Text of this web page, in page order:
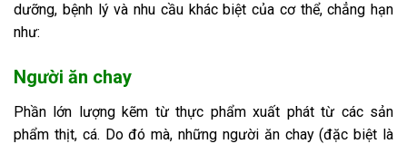
dưỡng, bệnh lý và nhu cầu khác biệt của cơ thể, chẳng hạn
như:
Người ăn chay
Phần lớn lượng kẽm từ thực phẩm xuất phát từ các sản
phẩm thịt, cá. Do đó mà, những người ăn chay (đặc biệt là